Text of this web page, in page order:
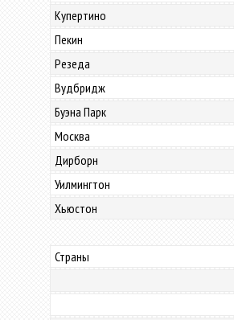
Купертино
Пекин
Резеда
Вудбридж
Буэна Парк
Москва
Дирборн
Уилмингтон
Хьюстон
Страны